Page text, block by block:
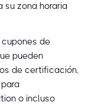
su zona horaria
de
pueden
de certificación,
o incluso